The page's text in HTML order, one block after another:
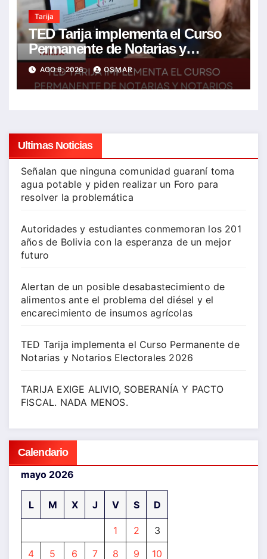
Tarija
TED Tarija implementa el Curso
Permanente de Notarias y
Notarios Electorales 2026
AGO 6, 2026 OSMAR
Ultimas Noticias
Señalan que ninguna comunidad guaraní toma
agua potable y piden realizar un Foro para
resolver la problemática
Autoridades y estudiantes conmemoran los 201
años de Bolivia con la esperanza de un mejor
futuro
Alertan de un posible desabastecimiento de
alimentos ante el problema del diésel y el
encarecimiento de insumos agrícolas
TED Tarija implementa el Curso Permanente de
Notarias y Notarios Electorales 2026
TARIJA EXIGE ALIVIO, SOBERANÍA Y PACTO
FISCAL. NADA MENOS.
Calendario
mayo 2026
L M X J V S D
1 2
3
4
5 6 7 8 9
10